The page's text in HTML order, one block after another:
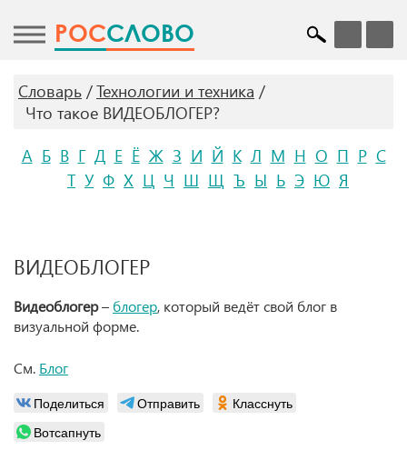
POCСЛОВО
Словарь
Технологии и техника
Что такое ВИДЕОБЛОГЕР?
А Б В Г Д Е Ё Ж З И Й К Л М Н О П Р С
Т У Ф Х Ц Ч Ш Щ Ъ Ы Ь Э Ю Я
ВИДЕОБЛОГЕР
Видеоблогер– блогер, который ведёт свой блог в
визуальной форме.
См. Блог
Поделиться Отправить
Класснуть
Вотсапнуть